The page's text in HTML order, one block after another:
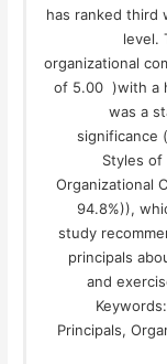
has ranked third
level.
organizational
of 5.00 )with a
was a
significance
Styles of
Organizational
94.8%)),
study
principals
and
Principals,